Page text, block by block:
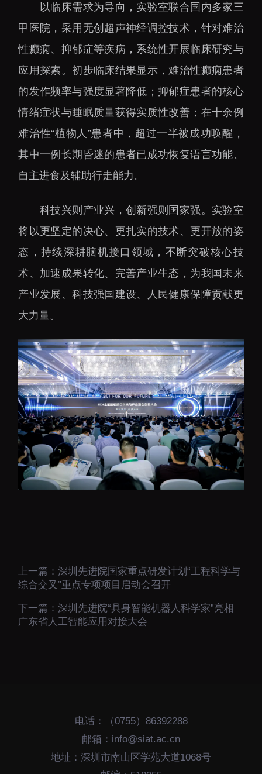
以临床需求为导向，实验室联合国内多家三
甲医院，采用无创超声神经调控技术，针对难治
性癫痫、抑郁症等疾病，系统性开展临床研究与
应用探索。初步临床结果显示，难治性癫痫患者
的发作频率与强度显著降低；抑郁症患者的核心
情绪症状与睡眠质量获得实质性改善；在十余例
难治性“植物人”患者中，超过一半被成功唤醒，
其中一例长期昏迷的患者已成功恢复语言功能、
自主进食及辅助行走能力。
科技兴则产业兴，创新强则国家强。实验室
将以更坚定的决心、更扎实的技术、更开放的姿
态，持续深耕脑机接口领域，不断突破核心技
术、加速成果转化、完善产业生态，为我国未来
产业发展、科技强国建设、人民健康保障贡献更
大力量。
上一篇：深圳先进院国家重点研发计划“工程科学与
综合交叉”重点专项项目启动会召开
下一篇：深圳先进院“具身智能机器人科学家”亮相
广东省人工智能应用对接大会
电话：（0755）86392288
邮箱：info@siat.ac.cn
地址：深圳市南山区学苑大道1068号